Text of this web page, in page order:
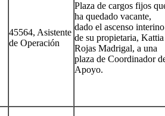
45564, Asistente
de Operación
Plaza de cargos fijos
ha quedado vacante,
dado el ascenso interino
de su propietaria, Kattia
Rojas Madrigal, a una
plaza de Coordinador
Apoyo.